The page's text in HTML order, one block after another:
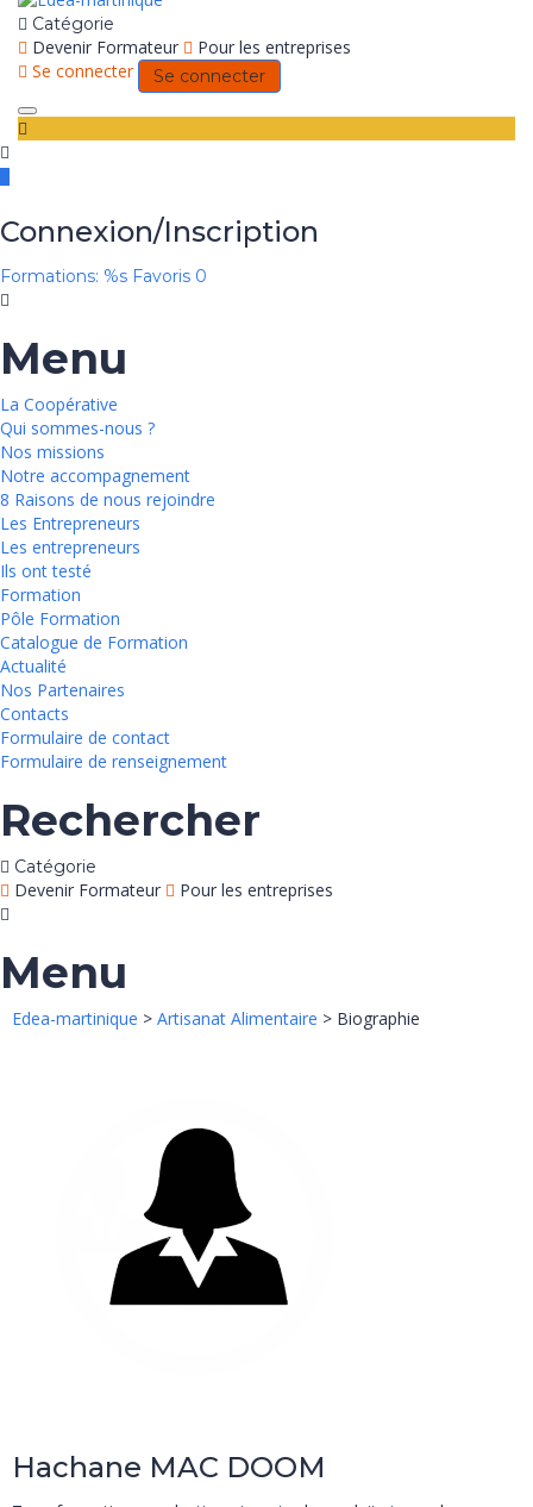
Catégorie
Devenir Formateur
Pour les entreprises
Se connecter
Se connecter
Toggle
navigation
Connexion/Inscription
Formations: %s Favoris 0
Menu
La Coopérative
Qui sommes-nous ?
Nos missions
Notre accompagnement
8 Raisons de nous rejoindre
Les Entrepreneurs
Les entrepreneurs
Ils ont testé
Formation
Pôle Formation
Catalogue de Formation
Actualité
Nos Partenaires
Contacts
Formulaire de contact
Formulaire de renseignement
Rechercher
Catégorie
Devenir Formateur Pour les entreprises
Menu
Edea-martinique > Artisanat Alimentaire > Biographie
Hachane MAC DOOM